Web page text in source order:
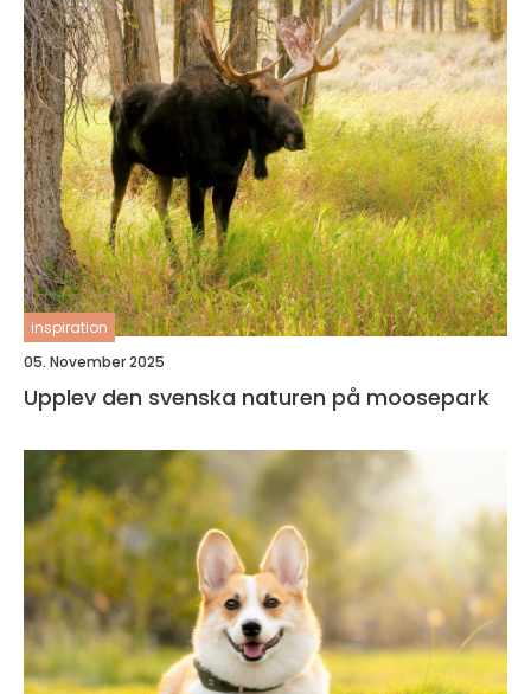
inspiration
05. November 2025
Upplev den svenska naturen på moosepark